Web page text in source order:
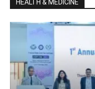
HEALTH & MEDICINE